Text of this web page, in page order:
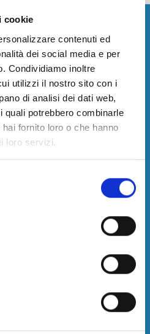
cookie
contenuti ed
dei social media e per
Condividiamo inoltre
utilizzi il nostro sito con i
di analisi dei dati web,
quali potrebbero combinarle
fornito loro o che hanno
loro servizi.
Palese
Fontanarossa
Costa Smeralda